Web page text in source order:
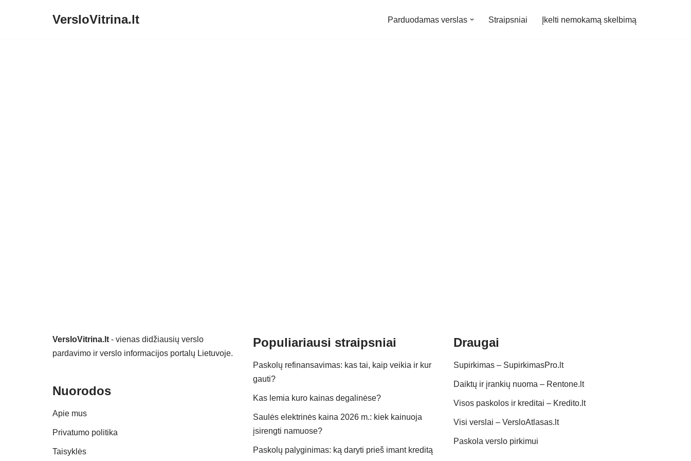
VersloVitrina.lt Parduodamas verslas Straipsniai Įkelti nemokamą skelbimą
VersloVitrina.lt - vienas didžiausių verslo
pardavimo ir verslo informacijos portalų Lietuvoje.
Nuorodos
Apie mus
Privatumo politika
Taisyklės
Populiariausi straipsniai
Paskolų refinansavimas: kas tai, kaip veikia ir kur
gauti?
Kas lemia kuro kainas degalinėse?
Saulės elektrinės kaina 2026 m.: kiek kainuoja
įsirengti namuose?
Paskolų palyginimas: ką daryti prieš imant kreditą
Draugai
Supirkimas – SupirkimasPro.lt
Daiktų ir įrankių nuoma – Rentone.lt
Visos paskolos ir kreditai – Kredito.lt
Visi verslai – VersloAtlasas.lt
Paskola verslo pirkimui